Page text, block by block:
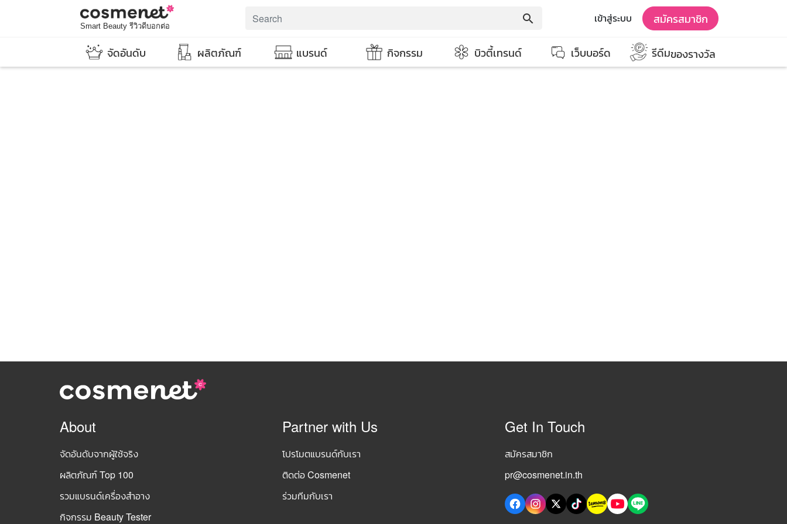
Smart Beauty รีวิวดีบอกต่อ
search เข้าสู่ระบบ สมัครสมาชิก
จัดอันดับ ผลิตภัณฑ์ แบรนด์ กิจกรรม บิวตี้เทรนด์ เว็บบอร์ด รีดีมของรางวัล
About
จัดอันดับจากผู้ใช้จริง
ผลิตภัณฑ์ Top 100
รวมแบรนด์เครื่องสำอาง
กิจกรรม Beauty Tester
Partner with Us
โปรโมตแบรนด์กับเรา
ติดต่อ Cosmenet
ร่วมทีมกับเรา
Get In Touch
สมัครสมาชิก
pr@cosmenet.in.th